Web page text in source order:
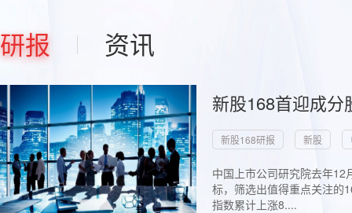
研报 资讯
新股168首迎成
新股168研报 新股
中国上市公司研究院去年
标，筛选出值得重点关注的
指数累计上涨8....